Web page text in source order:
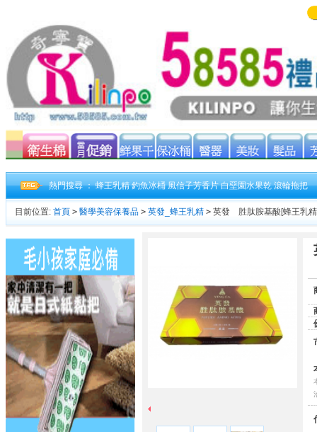
熱門搜尋 ：蜂王乳精 釣魚冰桶 風信子芳香片 白堊園水果乾 滾輪拖把
目前位置: 首頁 > 醫學美容保養品 > 英發_蜂王乳精 > 英發 胜肽胺基酸[蜂王乳